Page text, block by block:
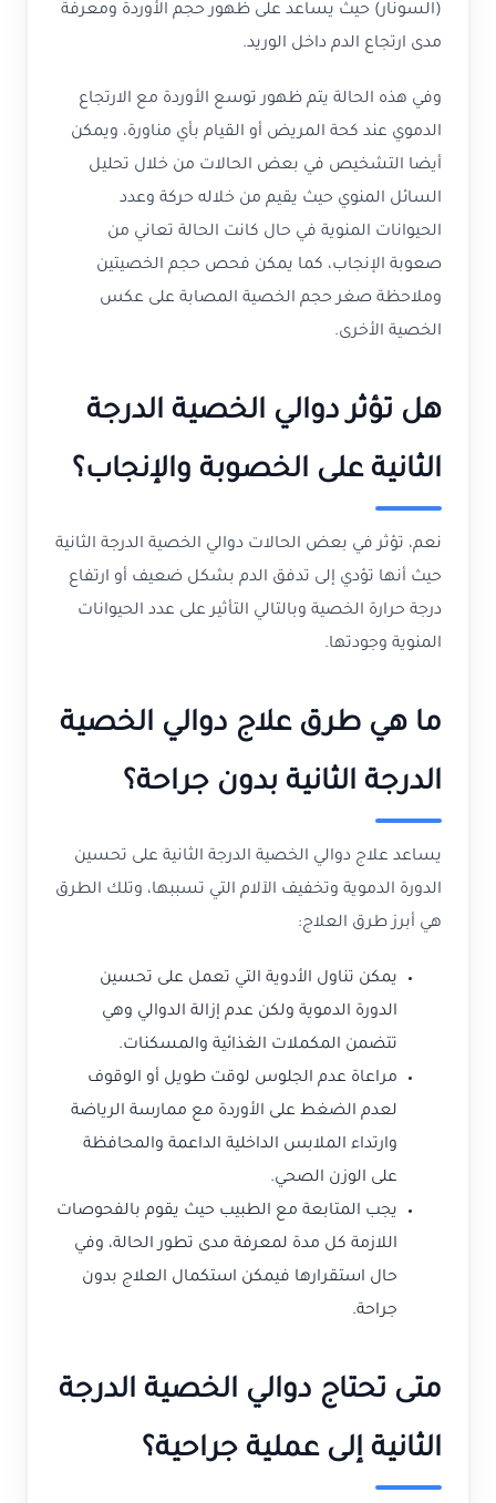
(السونار) حيث يساعد على ظهور حجم الأوردة ومعرفة
مدى ارتجاع الدم داخل الوريد.
وفي هذه الحالة يتم ظهور توسع الأوردة مع الارتجاع
الدموي عند كحة المريض أو القيام بأي مناورة، ويمكن
أيضا التشخيص في بعض الحالات من خلال تحليل
السائل المنوي حيث يقيم من خلاله حركة وعدد
الحيوانات المنوية في حال كانت الحالة تعاني من
صعوبة الإنجاب، كما يمكن فحص حجم الخصيتين
وملاحظة صغر حجم الخصية المصابة على عكس
الخصية الأخرى.
هل تؤثر دوالي الخصية الدرجة
الثانية على الخصوبة والإنجاب؟
نعم، تؤثر في بعض الحالات دوالي الخصية الدرجة الثانية
حيث أنها تؤدي إلى تدفق الدم بشكل ضعيف أو ارتفاع
درجة حرارة الخصية وبالتالي التأثير على عدد الحيوانات
المنوية وجودتها.
ما هي طرق علاج دوالي الخصية
الدرجة الثانية بدون جراحة؟
يساعد علاج دوالي الخصية الدرجة الثانية على تحسين
الدورة الدموية وتخفيف الآلام التي تسببها، وتلك الطرق
هي أبرز طرق العلاج:
يمكن تناول الأدوية التي تعمل على تحسين
الدورة الدموية ولكن عدم إزالة الدوالي وهي
تتضمن المكملات الغذائية والمسكنات.
مراعاة عدم الجلوس لوقت طويل أو الوقوف
لعدم الضغط على الأوردة مع ممارسة الرياضة
وارتداء الملابس الداخلية الداعمة والمحافظة
على الوزن الصحي.
يجب المتابعة مع الطبيب حيث يقوم بالفحوصات
اللازمة كل مدة لمعرفة مدى تطور الحالة، وفي
حال استقرارها فيمكن استكمال العلاج بدون
جراحة.
متى تحتاج دوالي الخصية الدرجة
الثانية إلى عملية جراحية؟